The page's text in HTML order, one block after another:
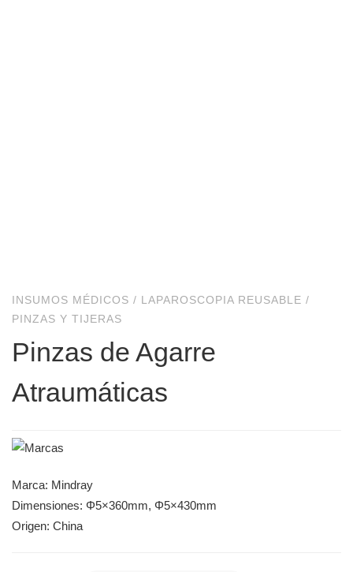
INSUMOS MÉDICOS / LAPAROSCOPIA REUSABLE /
PINZAS Y TIJERAS
Pinzas de Agarre
Atraumáticas
Marca: Mindray
Dimensiones: Φ5×360mm, Φ5×430mm
Origen: China